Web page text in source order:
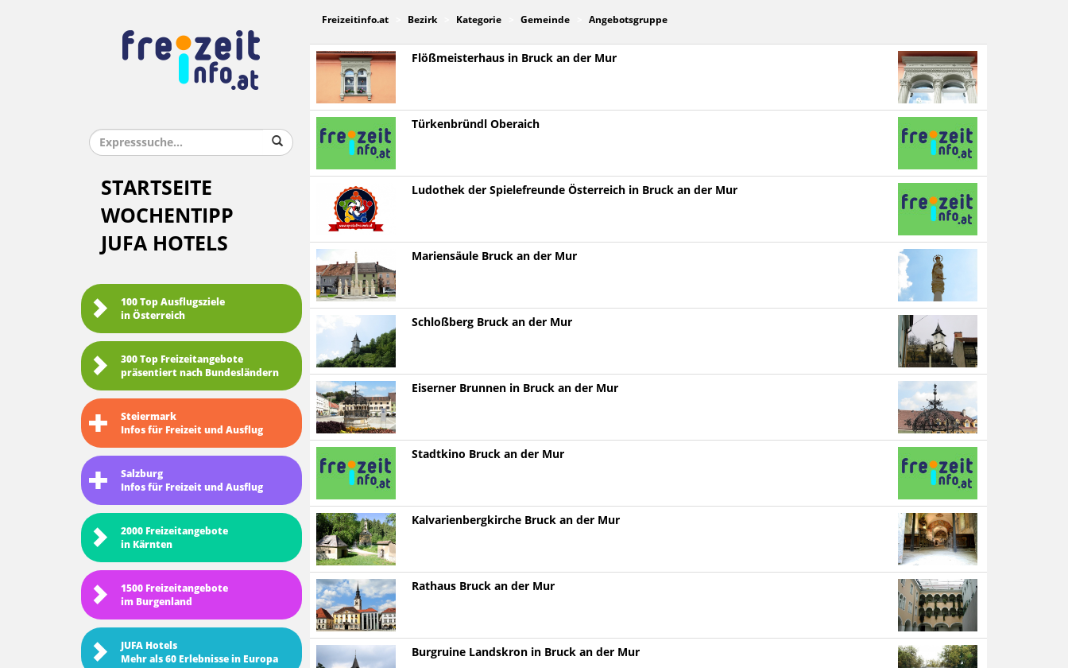
STARTSEITE
WOCHENTIPP
JUFA HOTELS
100 Top Ausflugsziele
in Österreich
300 Top Freizeitangebote
präsentiert nach Bundesländern
Steiermark
Infos für Freizeit und Ausflug
Salzburg
Infos für Freizeit und Ausflug
2000 Freizeitangebote
in Kärnten
1500 Freizeitangebote
im Burgenland
JUFA Hotels
Mehr als 60 Erlebnisse in Europa
Freizeitinfo.at Bezirk Kategorie Gemeinde Angebotsgruppe
Flößmeisterhaus in Bruck an der Mur
Türkenbründl Oberaich
Ludothek der Spielefreunde Österreich in Bruck an der Mur
Mariensäule Bruck an der Mur
Schloßberg Bruck an der Mur
Eiserner Brunnen in Bruck an der Mur
Stadtkino Bruck an der Mur
Kalvarienbergkirche Bruck an der Mur
Rathaus Bruck an der Mur
Burgruine Landskron in Bruck an der Mur